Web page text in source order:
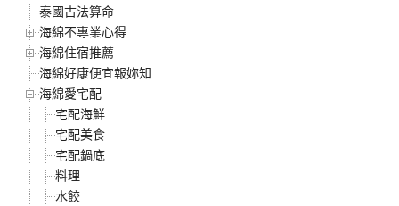
泰國古法算命
海綿不專業心得
海綿住宿推薦
海綿好康便宜報妳知
海綿愛宅配
宅配海鮮
宅配美食
宅配鍋底
料理
水餃